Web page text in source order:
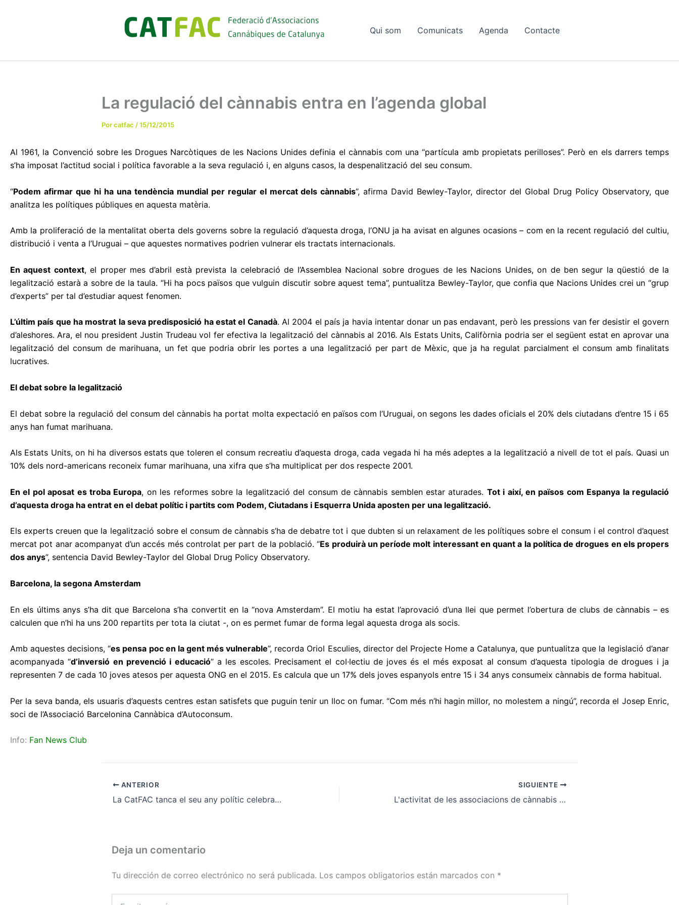
Qui som Comunicats Agenda Contacte
La regulació del cànnabis entra en l’agenda global
Porcatfac /15/12/2015
Al 1961, la Convenció sobre les Drogues Narcòtiques de les Nacions Unides definia el cànnabis com una “partícula amb propietats perilloses”. Però en els darrers temps
s’ha imposat l’actitud social i política favorable a la seva regulació i, en alguns casos, la despenalització del seu consum.
“Podem afirmar que hi ha una tendència mundial per regular el mercat dels cànnabis”, afirma David Bewley-Taylor, director del Global Drug Policy Observatory, que
analitza les polítiques públiques en aquesta matèria.
Amb la proliferació de la mentalitat oberta dels governs sobre la regulació d’aquesta droga, l’ONU ja ha avisat en algunes ocasions – com en la recent regulació del cultiu,
distribució i venta a l’Uruguai – que aquestes normatives podrien vulnerar els tractats internacionals.
En aquest context, el proper mes d’abril està prevista la celebració de l’Assemblea Nacional sobre drogues de les Nacions Unides, on de ben segur la qüestió de la
legalització estarà a sobre de la taula. “Hi ha pocs països que vulguin discutir sobre aquest tema”, puntualitza Bewley-Taylor, que confia que Nacions Unides crei un “grup
d’experts” per tal d’estudiar aquest fenomen.
L’últim país que ha mostrat la seva predisposició ha estat el Canadà. Al 2004 el país ja havia intentar donar un pas endavant, però les pressions van fer desistir el govern
d’aleshores. Ara, el nou president Justin Trudeau vol fer efectiva la legalització del cànnabis al 2016. Als Estats Units, Califòrnia podria ser el següent estat en aprovar una
legalització del consum de marihuana, un fet que podria obrir les portes a una legalització per part de Mèxic, que ja ha regulat parcialment el consum amb finalitats
lucratives.
El debat sobre la legalització
El debat sobre la regulació del consum del cànnabis ha portat molta expectació en països com l’Uruguai, on segons les dades oficials el 20% dels ciutadans d’entre 15 i 65
anys han fumat marihuana.
Als Estats Units, on hi ha diversos estats que toleren el consum recreatiu d’aquesta droga, cada vegada hi ha més adeptes a la legalització a nivell de tot el país. Quasi un
10% dels nord-americans reconeix fumar marihuana, una xifra que s’ha multiplicat per dos respecte 2001.
En el pol aposat es troba Europa, on les reformes sobre la legalització del consum de cànnabis semblen estar aturades. Tot i així, en països com Espanya la regulació
d’aquesta droga ha entrat en el debat polític i partits com Podem, Ciutadans i Esquerra Unida aposten per una legalització.
Els experts creuen que la legalització sobre el consum de cànnabis s’ha de debatre tot i que dubten si un relaxament de les polítiques sobre el consum i el control d’aquest
mercat pot anar acompanyat d’un accés més controlat per part de la població. “Es produirà un període molt interessant en quant a la política de drogues en els propers
dos anys”, sentencia David Bewley-Taylor del Global Drug Policy Observatory.
Barcelona, la segona Amsterdam
En els últims anys s’ha dit que Barcelona s’ha convertit en la “nova Amsterdam”. El motiu ha estat l’aprovació d’una llei que permet l’obertura de clubs de cànnabis – es
calculen que n’hi ha uns 200 repartits per tota la ciutat -, on es permet fumar de forma legal aquesta droga als socis.
Amb aquestes decisions, “es pensa poc en la gent més vulnerable”, recorda Oriol Esculies, director del Projecte Home a Catalunya, que puntualitza que la legislació d’anar
acompanyada “d’inversió en prevenció i educació” a les escoles. Precisament el col·lectiu de joves és el més exposat al consum d’aquesta tipologia de drogues i ja
representen 7 de cada 10 joves atesos per aquesta ONG en el 2015. Es calcula que un 17% dels joves espanyols entre 15 i 34 anys consumeix cànnabis de forma habitual.
Per la seva banda, els usuaris d’aquests centres estan satisfets que puguin tenir un lloc on fumar. “Com més n’hi hagin millor, no molestem a ningú”, recorda el Josep Enric,
soci de l’Associació Barcelonina Cannàbica d’Autoconsum.
Info: Fan News Club
ANTERIOR
La CatFAC tanca el seu any polític celebrant la primera edició de La Gala Verda
SIGUIENTE
L'activitat de les associacions de cànnabis continua sent en el punt de mira.
Deja un comentario
Tu dirección de correo electrónico no será publicada. Los campos obligatorios están marcados con *